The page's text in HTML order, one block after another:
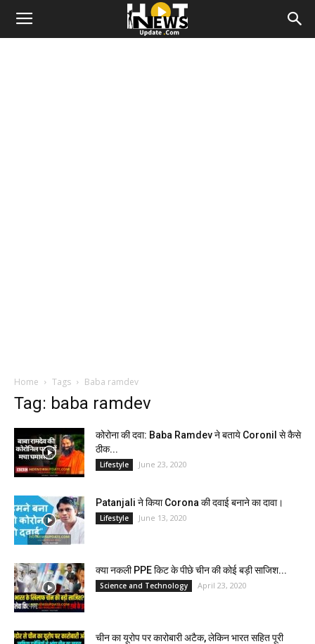
Home Tags Baba ramdev
Tag: baba ramdev
कोरोना की दवा: Baba Ramdev ने बताये Coronil से कैसे
ठीक...
Lifestyle June 23, 2020
Patanjali ने किया Corona की दवाई बनाने का दावा।
Lifestyle June 13, 2020
क्या नकली PPE किट के पीछे चीन की कोई बड़ी साजिश...
Science and Technology April 23, 2020
चीन का यूरोप पर कारोबारी अटैक, लेकिन भारत सहित पूरी